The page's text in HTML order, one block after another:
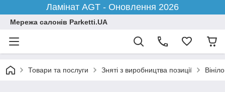
Ламінат AGT - Оновлення 2026
Мережа салонів Parketti.UA
Товари та послуги Зняті з виробництва позиції